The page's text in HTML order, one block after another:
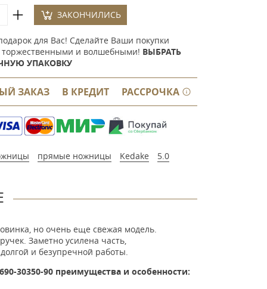
ЗАКОНЧИЛИСЬ
для Вас! Сделайте Ваши покупки
торжественными и волшебными! ВЫБРАТЬ
УПАКОВКУ
ЗАКАЗ В КРЕДИТ РАССРОЧКА
прямые ножницы Kedake 5.0
но очень еще свежая модель.
Заметно усилена часть,
и безупречной работы.
30350-90 преимущества и особенности: